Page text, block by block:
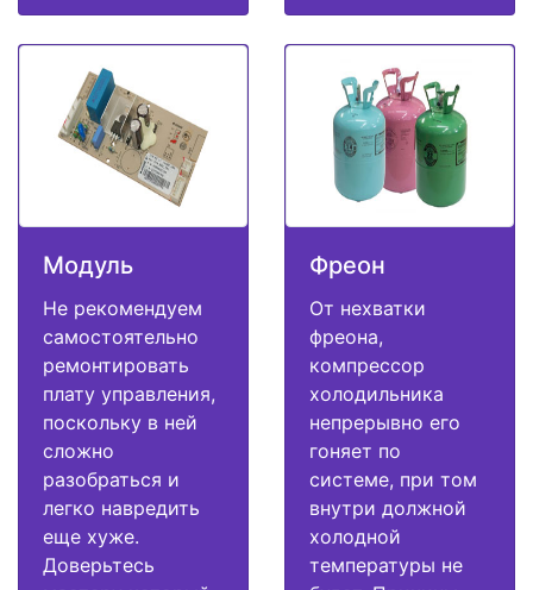
Модуль
Не рекомендуем
самостоятельно
ремонтировать
плату управления,
поскольку в ней
сложно
разобраться и
легко навредить
еще хуже.
Доверьтесь
Фреон
От нехватки
фреона,
компрессор
холодильника
непрерывно его
гоняет по
системе, при том
внутри должной
холодной
температуры не